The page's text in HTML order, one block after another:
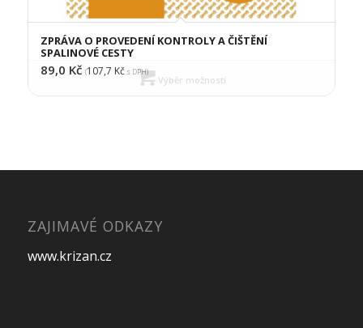
ZPRÁVA O PROVEDENÍ KONTROLY A ČIŠTĚNÍ
SPALINOVÉ CESTY
89,0 Kč (107,7 Kčs DPH)
Výběr možností
ZAJIMAVÉ ODKAZY
www.krizan.cz